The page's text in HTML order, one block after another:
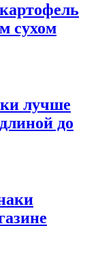
сухом
лучше
до